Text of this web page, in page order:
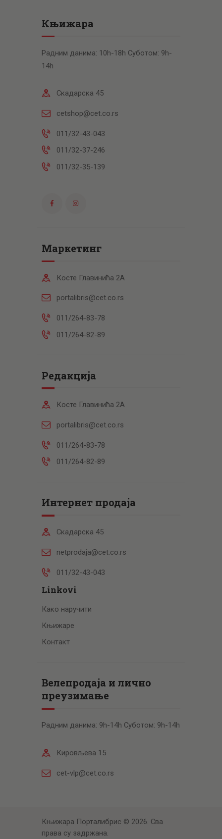
Књижара
Радним данима: 10h-18h Суботом: 9h-
14h
Скадарска 45
cetshop@cet.co.rs
011/32-43-043
011/32-37-246
011/32-35-139
Маркетинг
Косте Главинића 2А
portalibris@cet.co.rs
011/264-83-78
011/264-82-89
Редакција
Косте Главинића 2А
portalibris@cet.co.rs
011/264-83-78
011/264-82-89
Интернет продаја
Скадарска 45
netprodaja@cet.co.rs
011/32-43-043
Linkovi
Како наручити
Књижаре
Контакт
Велепродаја и лично
преузимање
Радним данима: 9h-14h Суботом: 9h-14h
Кировљева 15
cet-vlp@cet.co.rs
Књижара Порталибрис © 2026. Сва
права су задржана.